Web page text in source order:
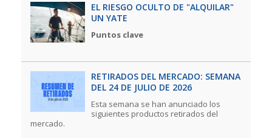
EL RIESGO OCULTO DE "ALQUILAR"
UN YATE
Puntos clave
RETIRADOS DEL MERCADO: SEMANA
DEL 24 DE JULIO DE 2026
Esta semana se han anunciado los
siguientes productos retirados del
mercado.